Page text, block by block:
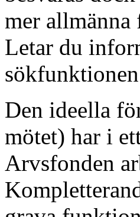
mer
Letar du
Den ideella
mötet) har i
Arvsfonden